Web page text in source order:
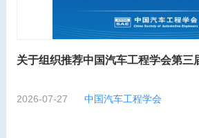
2026-07-27 中国汽车工程学会